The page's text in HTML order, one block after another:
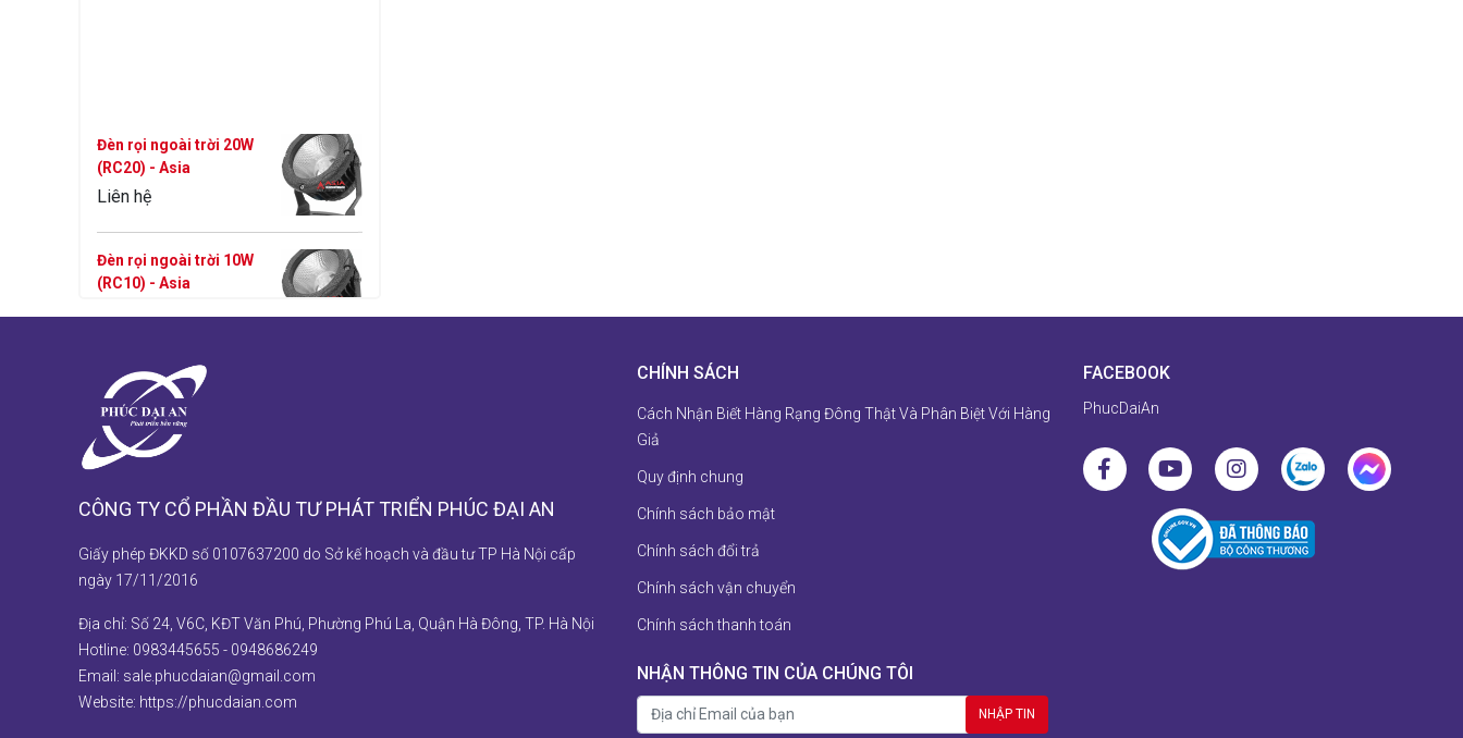
(RC20) - Asia
Liên hệ
(RC10) - Asia
Liên hệ
(RC30) - Asia
Liên hệ
(RC20) - Asia
Liên hệ
CÔNG TY CỔ PHẦN ĐẦU TƯ PHÁT TRIỂN PHÚC ĐẠI AN
Giấy phép ĐKKD số 0107637200 do Sở kế hoạch và đầu tư TP Hà Nội cấp
ngày 17/11/2016
Địa chỉ: Số 24, V6C, KĐT Văn Phú, Phường Phú La, Quận Hà Đông, TP. Hà Nội
Hotline: 0983445655 - 0948686249
Email: sale.phucdaian@gmail.com
Website: https://phucdaian.com
CHÍNH SÁCH
Cách Nhận Biết Hàng Rạng Đông Thật Và Phân Biệt Với Hàng
Giả
Quy định chung
Chính sách bảo mật
Chính sách đổi trả
Chính sách vận chuyển
Chính sách thanh toán
NHẬN THÔNG TIN CỦA CHÚNG TÔI
FACEBOOK
PhucDaiAn